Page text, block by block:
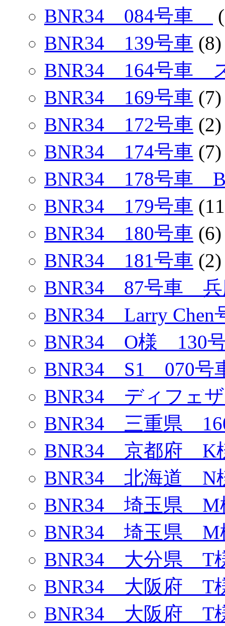
BNR34 084号車
BNR34 139号車 (8)
BNR34 164号車
BNR34 169号車 (7)
BNR34 172号車 (2)
BNR34 174号車 (7)
BNR34 178号車
BNR34 179号車
BNR34 180号車 (6)
BNR34 181号車 (2)
BNR34 87号車
BNR34 Larry Chen
BNR34 O様 130
BNR34 S1 070号
BNR34 ディフェ
BNR34 三重県
BNR34 京都府 K
BNR34 北海道 N
BNR34 埼玉県 M
BNR34 埼玉県 M
BNR34 大分県 T
BNR34 大阪府 T
BNR34 大阪府 T